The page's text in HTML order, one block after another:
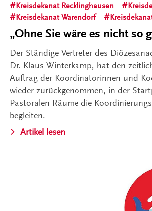
Kreisdekanat Recklinghausen
Kreisdekanat Warendorf
„Ohne Sie wäre es nicht so
Der Ständige Vertreter des
Dr. Klaus Winterkamp, hat den
Auftrag der Koordinatorinnen und
wieder zurückgenommen, in der
Pastoralen Räume die
begleiten.
Artikel lesen